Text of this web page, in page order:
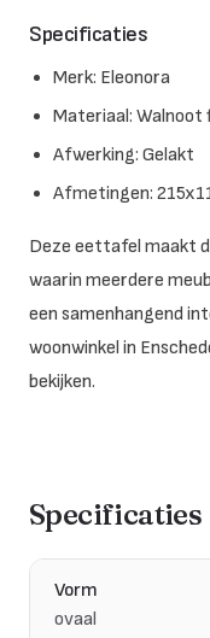
Specificaties
Merk: Eleonora
Materiaal: Walnoot
Afwerking: Gelakt
Afmetingen:
Deze eettafel maakt
waarin meerdere
een samenhangend
woonwinkel in
bekijken.
Specificaties
Vorm
ovaal